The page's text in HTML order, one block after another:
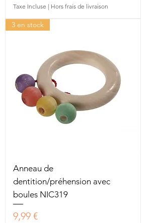
Taxe Incluse | Hors frais de livraison
3 en stock
Anneau de
dentition/préhension avec
boules NIC319
Prix
9,99 €